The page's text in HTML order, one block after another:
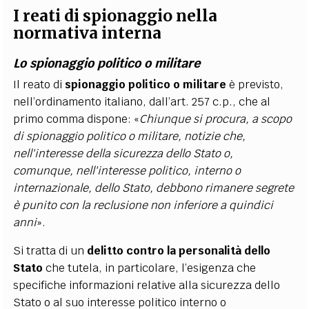
I reati di spionaggio nella
normativa interna
Lo spionaggio politico o militare
Il reato di spionaggio politico o militareè previsto,
nell’ordinamento italiano, dall’art. 257 c.p., che al
primo comma dispone: «Chiunque si procura, a scopo
di spionaggio politico o militare, notizie che,
nell'interesse della sicurezza dello Stato o,
comunque, nell'interesse politico, interno o
internazionale, dello Stato, debbono rimanere segrete
è punito con la reclusione non inferiore a quindici
anni».
Si tratta di un delitto contro la personalità dello
Stato che tutela, in particolare, l’esigenza che
specifiche informazioni relative alla sicurezza dello
Stato o al suo interesse politico interno o